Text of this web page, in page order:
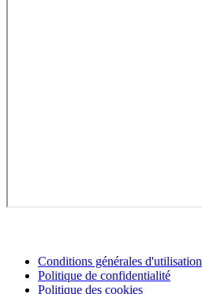
Conditions générales d'utilisation
Politique de confidentialité
Politique des cookies